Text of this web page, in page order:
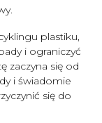
plastiku,
i ograniczyć
zaczyna się od
i świadomie
się do